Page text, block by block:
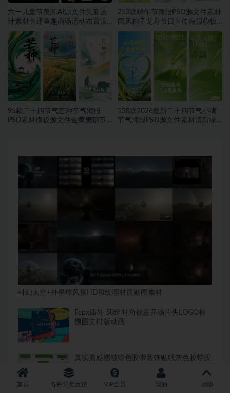
六一儿童节美陈AI源文件矢量设
计素材卡通童趣商场活动布置设
计模板合集~1548期
213款端午节海报PSD源文件素材
国风粽子龙舟节日宣传海报模板
合集~1457期
95款二十四节气芒种节气海报
PSD素材模板源文件金黄麦穗节
138款2026最新二十四节气小满
节气海报PSD源文件素材清新绿
科幻太空+外星球风景HDRI纹理材质贴图素材
Fcpx插件 50组时尚创意开场片头LOGO标
题图文排版动画
真实质感褶皱绿色胶带装饰贴纸灰色胶带胶
纸PNG免扣图片设计素材
首页 各种分类反馈 VIP会员 我的 顶部